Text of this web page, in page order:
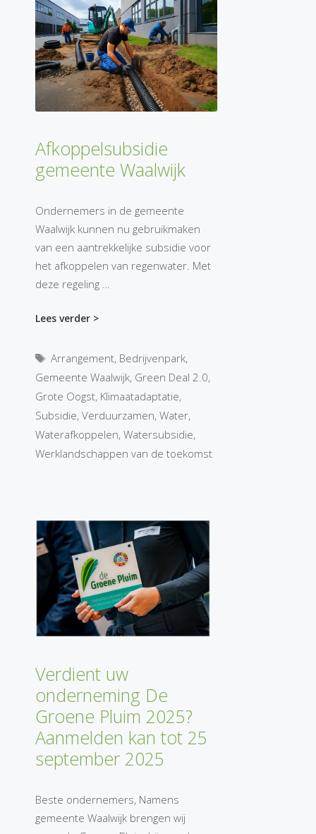
Afkoppelsubsidie
gemeente Waalwijk
Ondernemers in de gemeente
Waalwijk kunnen nu gebruikmaken
van een aantrekkelijke subsidie voor
het afkoppelen van regenwater. Met
deze regeling …
Lees verder >
Tags
Arrangement, Bedrijvenpark,
Gemeente Waalwijk, Green Deal 2.0,
Grote Oogst, Klimaatadaptatie,
Subsidie, Verduurzamen, Water,
Waterafkoppelen, Watersubsidie,
Werklandschappen van de toekomst
Verdient uw
onderneming De
Groene Pluim 2025?
Aanmelden kan tot 25
september 2025
Beste ondernemers, Namens
gemeente Waalwijk brengen wij